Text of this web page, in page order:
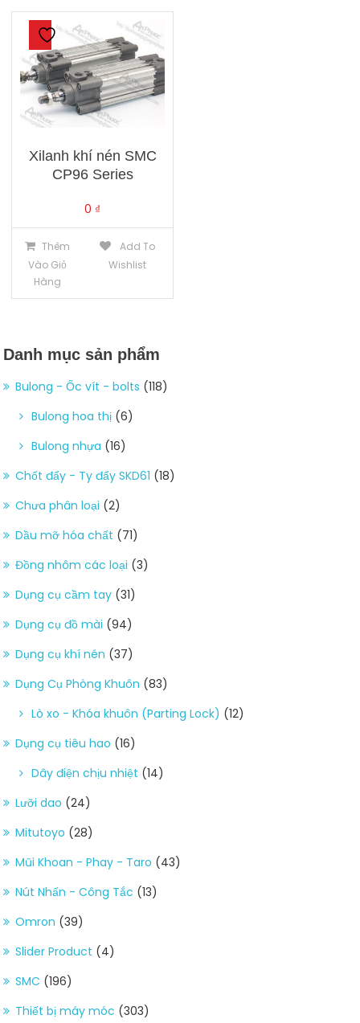
Xilanh khí nén SMC
CP96 Series
0 ₫
Thêm
Vào Giỏ
Hàng
Add To
Wishlist
Danh mục sản phẩm
Bulong - Ốc vít - bolts (118)
Bulong hoa thị (6)
Bulong nhựa (16)
Chốt đẩy - Ty đẩy SKD61 (18)
Chưa phân loại (2)
Dầu mỡ hóa chất (71)
Đồng nhôm các loại (3)
Dụng cụ cầm tay (31)
Dụng cụ đồ mài (94)
Dụng cụ khí nén (37)
Dụng Cụ Phòng Khuôn (83)
Lò xo - Khóa khuôn (Parting Lock) (12)
Dụng cụ tiêu hao (16)
Dây điện chịu nhiệt (14)
Lưỡi dao (24)
Mitutoyo (28)
Mũi Khoan - Phay - Taro (43)
Nút Nhấn - Công Tắc (13)
Omron (39)
Slider Product (4)
SMC (196)
Thiết bị máy móc (303)